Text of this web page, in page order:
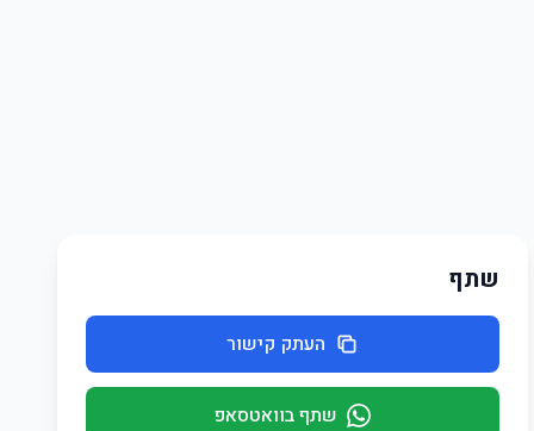
שתף
העתק קישור
שתף בוואטסאפ